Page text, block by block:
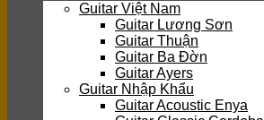
Guitar Việt Nam
Guitar Lương Sơn
Guitar Thuận
Guitar Ba Đờn
Guitar Ayers
Guitar Nhập Khẩu
Guitar Acoustic Enya